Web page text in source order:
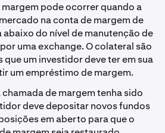
margem pode ocorrer quando a
na conta de margem de
do nível de manutenção de
uma exchange. O colateral são
que um investidor deve ter em sua
um empréstimo de margem.
chamada de margem tenha sido
deve depositar novos fundos
em aberto para que o